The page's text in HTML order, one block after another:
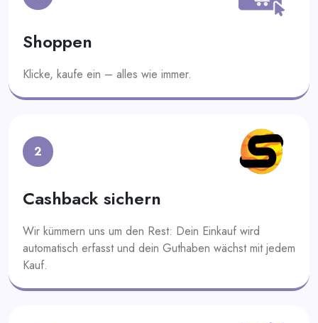
Shoppen
Klicke, kaufe ein – alles wie immer.
2
Cashback sichern
Wir kümmern uns um den Rest: Dein Einkauf wird
automatisch erfasst und dein Guthaben wächst mit jedem
Kauf.